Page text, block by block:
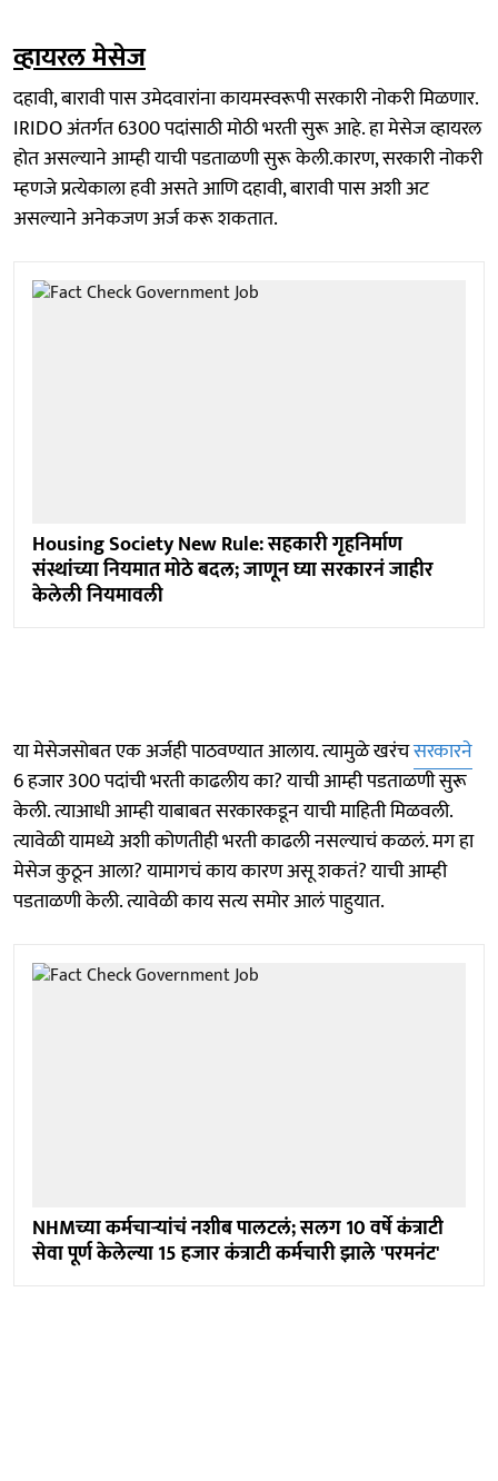
व्हायरल मेसेज
दहावी, बारावी पास उमेदवारांना कायमस्वरूपी सरकारी नोकरी मिळणार.
IRIDO अंतर्गत 6300 पदांसाठी मोठी भरती सुरू आहे. हा मेसेज व्हायरल
होत असल्याने आम्ही याची पडताळणी सुरू केली.कारण, सरकारी नोकरी
म्हणजे प्रत्येकाला हवी असते आणि दहावी, बारावी पास अशी अट
असल्याने अनेकजण अर्ज करू शकतात.
Housing Society New Rule: सहकारी गृहनिर्माण
संस्थांच्या नियमात मोठे बदल; जाणून घ्या सरकारनं जाहीर
केलेली नियमावली
या मेसेजसोबत एक अर्जही पाठवण्यात आलाय. त्यामुळे खरंचसरकारने
6 हजार 300 पदांची भरती काढलीय का? याची आम्ही पडताळणी सुरू
केली. त्याआधी आम्ही याबाबत सरकारकडून याची माहिती मिळवली.
त्यावेळी यामध्ये अशी कोणतीही भरती काढली नसल्याचं कळलं. मग हा
मेसेज कुठून आला? यामागचं काय कारण असू शकतं? याची आम्ही
पडताळणी केली. त्यावेळी काय सत्य समोर आलं पाहुयात.
NHMच्या कर्मचाऱ्यांचं नशीब पालटलं; सलग 10 वर्षे कंत्राटी
सेवा पूर्ण केलेल्या 15 हजार कंत्राटी कर्मचारी झाले 'परमनंट'